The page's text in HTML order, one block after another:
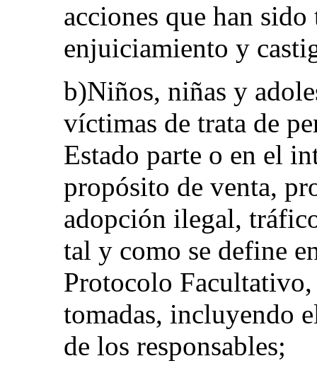
acciones que han
enjuiciamiento y
b)Niños, niñas y
víctimas de trata de
Estado parte o en el
propósito de venta,
adopción ilegal,
tal y como se define
Protocolo
tomadas, incluyendo
de los responsables;